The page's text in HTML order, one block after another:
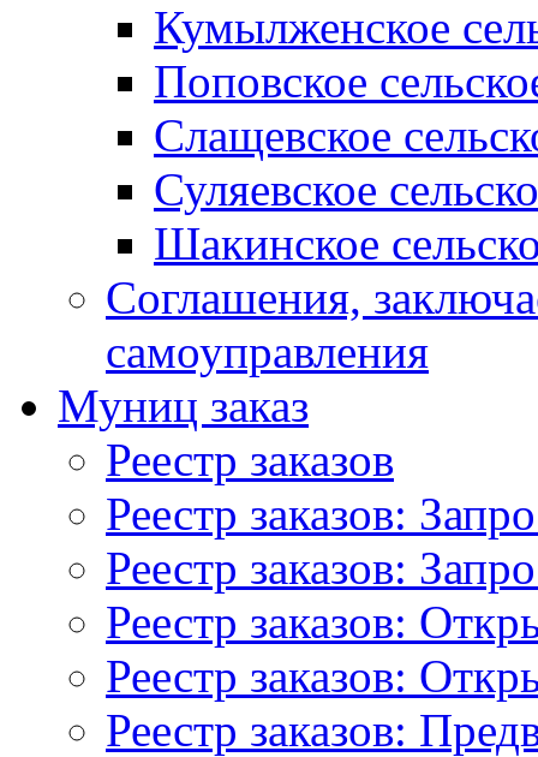
Кумылженское
Поповское
Слащевское
Суляевское
Шакинское
Соглашения,
самоуправления
Муниц заказ
Реестр заказов
Реестр заказов:
Реестр заказов:
Реестр заказов:
Реестр заказов:
Реестр заказов: